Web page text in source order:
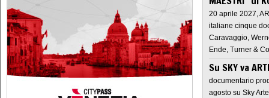
20 aprile 2027,
italiane cinque
Caravaggio,
Ende, Turner &
Su SKY va
documentario
agosto su Sky Arte